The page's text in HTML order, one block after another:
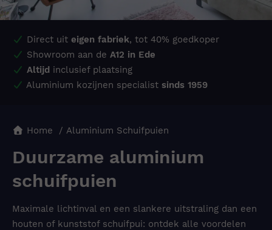
Home Aluminium Schuifpuien
Duurzame aluminium
schuifpuien
Maximale lichtinval en een slankere uitstraling dan een
houten of kunststof schuifpui: ontdek alle voordelen
Direct uit eigen fabriek, tot 40% goedkoper
Showroom aan de A12 in Ede
Altijd inclusief plaatsing
Aluminium kozijnen specialist sinds 1959